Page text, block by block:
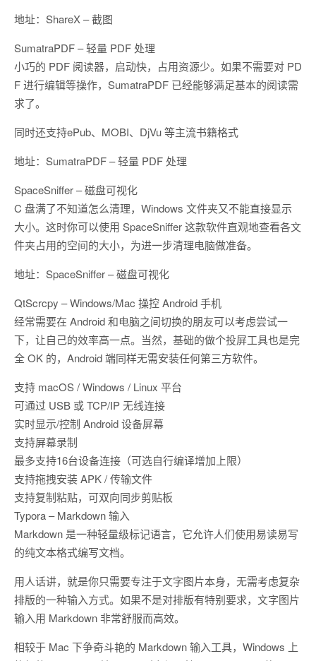
地址：ShareX – 截图
SumatraPDF – 轻量 PDF 处理
小巧的 PDF 阅读器，启动快，占用资源少。如果不需要对 PD
F 进行编辑等操作，SumatraPDF 已经能够满足基本的阅读需
求了。
同时还支持ePub、MOBI、DjVu 等主流书籍格式
地址：SumatraPDF – 轻量 PDF 处理
SpaceSniffer – 磁盘可视化
C 盘满了不知道怎么清理，Windows 文件夹又不能直接显示
大小。这时你可以使用 SpaceSniffer 这款软件直观地查看各文
件夹占用的空间的大小，为进一步清理电脑做准备。
地址：SpaceSniffer – 磁盘可视化
QtScrcpy – Windows/Mac 操控 Android 手机
经常需要在 Android 和电脑之间切换的朋友可以考虑尝试一
下，让自己的效率高一点。当然，基础的做个投屏工具也是完
全 OK 的，Android 端同样无需安装任何第三方软件。
支持 macOS / Windows / Linux 平台
可通过 USB 或 TCP/IP 无线连接
实时显示/控制 Android 设备屏幕
支持屏幕录制
最多支持16台设备连接（可选自行编译增加上限）
支持拖拽安装 APK / 传输文件
支持复制粘贴，可双向同步剪贴板
Typora – Markdown 输入
Markdown 是一种轻量级标记语言，它允许人们使用易读易写
的纯文本格式编写文档。
用人话讲，就是你只需要专注于文字图片本身，无需考虑复杂
排版的一种输入方式。如果不是对排版有特别要求，文字图片
输入用 Markdown 非常舒服而高效。
相较于 Mac 下争奇斗艳的 Markdown 输入工具，Windows 上